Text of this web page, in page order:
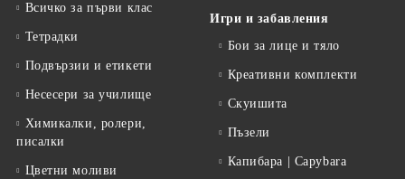
Всичко за първи клас
Тетрадки
Подвързии и етикети
Несесери за училище
Химикалки, ролери,
писалки
Цветни моливи
Игри и забавления
Бои за лице и тяло
Креативни комплекти
Скуишита
Пъзели
Капибара | Capybara